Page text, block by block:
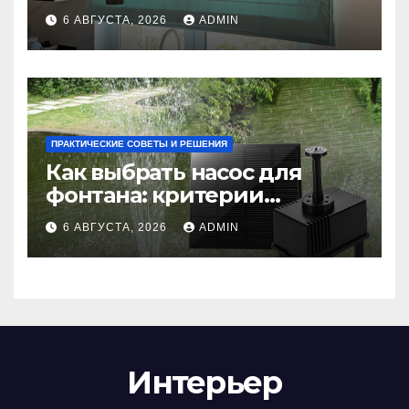
практичность и стиль
6 АВГУСТА, 2026 ADMIN
ПРАКТИЧЕСКИЕ СОВЕТЫ И РЕШЕНИЯ
Как выбрать насос для
фонтана: критерии
мощности и правильный
расчет
6 АВГУСТА, 2026 ADMIN
Интерьер